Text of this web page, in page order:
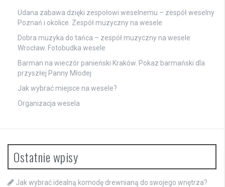
Udana zabawa dzięki zespołowi weselnemu – zespół weselny
Poznań i okolice. Zespół muzyczny na wesele
Dobra muzyka do tańca – zespół muzyczny na wesele
Wrocław. Fotobudka wesele
Barman na wieczór panieński Kraków. Pokaz barmański dla
przyszłej Panny Młodej
Jak wybrać miejsce na wesele?
Organizacja wesela
Ostatnie wpisy
Jak wybrać idealną komodę drewnianą do swojego wnętrza?